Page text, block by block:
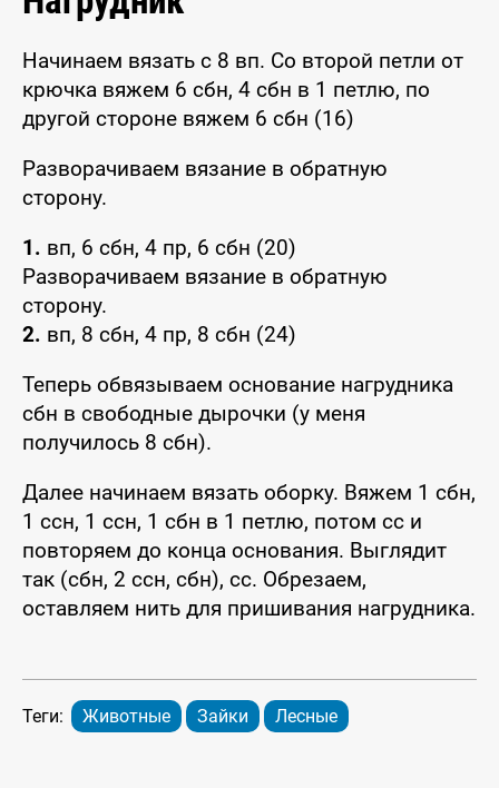
Начинаем вязать с 8 вп. Со второй петли от
крючка вяжем 6 сбн, 4 сбн в 1 петлю, по
другой стороне вяжем 6 сбн (16)
Разворачиваем вязание в обратную
сторону.
1. вп, 6 сбн, 4 пр, 6 сбн (20)
Разворачиваем вязание в обратную
сторону.
2. вп, 8 сбн, 4 пр, 8 сбн (24)
Теперь обвязываем основание нагрудника
сбн в свободные дырочки (у меня
получилось 8 сбн).
Далее начинаем вязать оборку. Вяжем 1 сбн,
1 ссн, 1 ссн, 1 сбн в 1 петлю, потом сс и
повторяем до конца основания. Выглядит
так (сбн, 2 ссн, сбн), сс. Обрезаем,
оставляем нить для пришивания нагрудника.
Теги: Животные Зайки Лесные